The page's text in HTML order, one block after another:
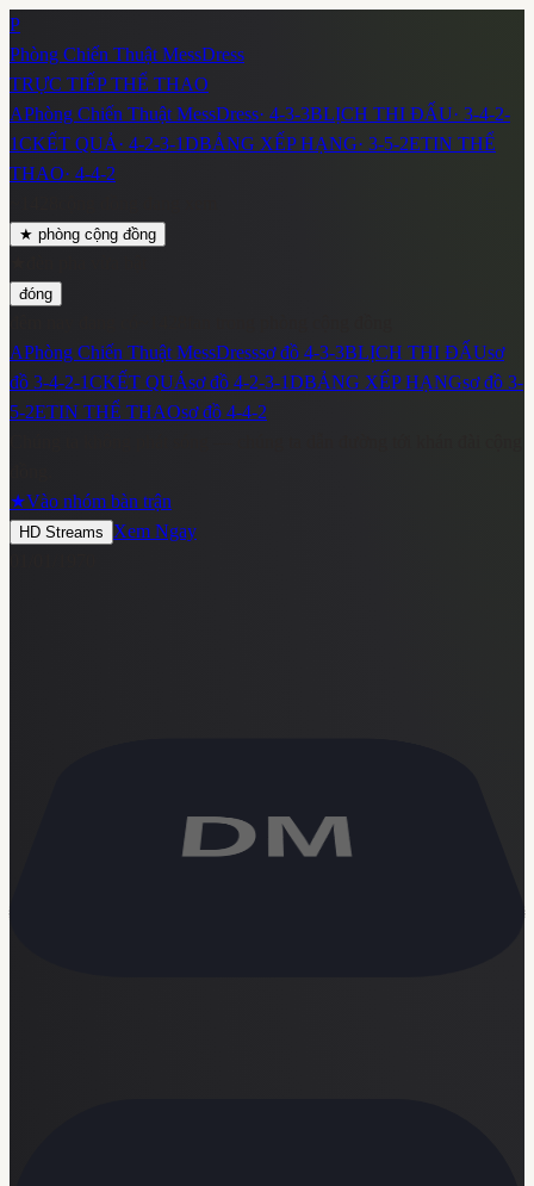
P
Phòng Chiến Thuật MessDress
TRỰC TIẾP THỂ THAO
APhòng Chiến Thuật MessDress· 4-3-3BLỊCH THI ĐẤU· 3-4-2-
1CKẾT QUẢ· 4-2-3-1DBẢNG XẾP HẠNG· 3-5-2ETIN THỂ
THAO· 4-4-2
★ phòng cộng đồng
đóng
APhòng Chiến Thuật MessDresssơ đồ 4-3-3BLỊCH THI ĐẤUsơ
đồ 3-4-2-1CKẾT QUẢsơ đồ 4-2-3-1DBẢNG XẾP HẠNGsơ đồ 3-
5-2ETIN THỂ THAOsơ đồ 4-4-2
★Vào nhóm bàn trận
HD Streams
Xem Ngay